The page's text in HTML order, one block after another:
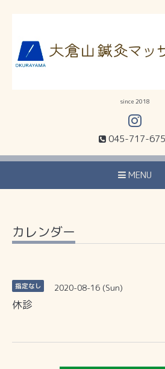
since 2018
045-717-
MENU
カレンダー
指定なし 2020-08-16 (Sun)
休診